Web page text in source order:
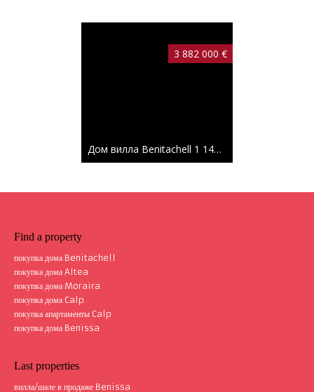
3 882 000 €
Дом вилла Benitachell 1 147 m²
Find a property
покупка дома Benitachell
покупка дома Altea
покупка дома Moraira
покупка дома Calp
покупка апартаменты Calp
покупка дома Benissa
Last properties
вилла/шале в продаже Benissa